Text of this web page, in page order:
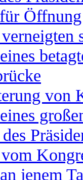
von
jenem